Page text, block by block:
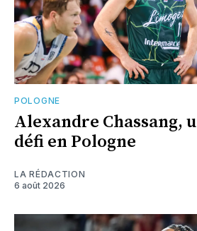
POLOGNE
Alexandre Chassang,
défi en Pologne
LA RÉDACTION
6 août 2026